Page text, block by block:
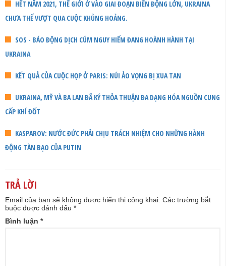
HẾT NĂM 2021, THẾ GIỚI Ở VÀO GIAI ĐOẠN BIẾN ĐỘNG LỚN, UKRAINA
CHƯA THỂ VƯỢT QUA CUỘC KHỦNG HOẢNG.
SOS - BÁO ĐỘNG DỊCH CÚM NGUY HIỂM ĐANG HOÀNH HÀNH TẠI
UKRAINA
KẾT QUẢ CỦA CUỘC HỌP Ở PARIS: NÚI ẢO VỌNG BỊ XUA TAN
UKRAINA, MỸ VÀ BA LAN ĐÃ KÝ THỎA THUẬN ĐA DẠNG HÓA NGUỒN CUNG
CẤP KHÍ ĐỐT
KASPAROV: NƯỚC ĐỨC PHẢI CHỊU TRÁCH NHIỆM CHO NHỮNG HÀNH
ĐỘNG TÀN BẠO CỦA PUTIN
TRẢ LỜI
Email của bạn sẽ không được hiển thị công khai. Các trường bắt
buộc được đánh dấu *
Bình luận *